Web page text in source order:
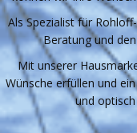
Als Spezialist für
Beratung und
Mit unserer
Wünsche erfüllen und
und